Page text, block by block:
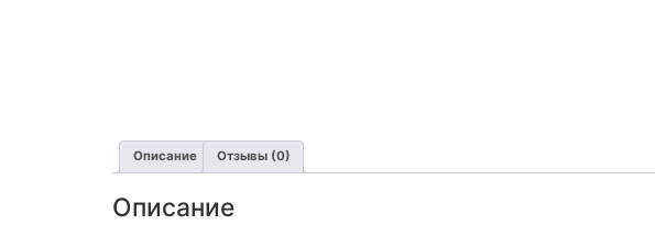
Описание Отзывы (0)
Описание